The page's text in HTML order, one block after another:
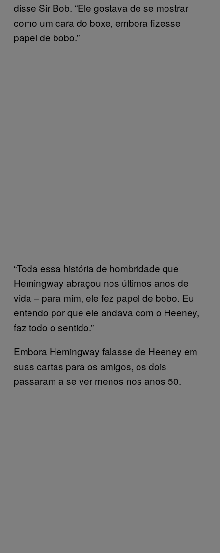
disse Sir Bob. “Ele gostava de se mostrar
como um cara do boxe, embora fizesse
papel de bobo.”
“Toda essa história de hombridade que
Hemingway abraçou nos últimos anos de
vida – para mim, ele fez papel de bobo. Eu
entendo por que ele andava com o Heeney,
faz todo o sentido.”
Embora Hemingway falasse de Heeney em
suas cartas para os amigos, os dois
passaram a se ver menos nos anos 50.